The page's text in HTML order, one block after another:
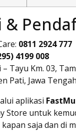
&
0811 2924 777
4199 008
– Tayu Km. 03,
Pati, Jawa
aplikasi
Store untuk
saja dan di